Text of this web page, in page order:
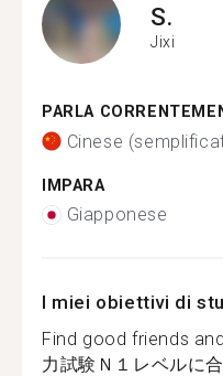
S.
Jixi
PARLA
Cinese
IMPARA
Giapponese
I miei obiettivi di
Find good friends
力試験Ｎ１レベルに